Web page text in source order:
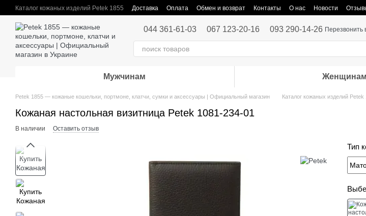
Перейти к основному контенту
Каталог кожаных изделий Petek 1855 Доставка Оплата Обмен и возврат Контакты О нас Новости
044 361-61-03 067 123-20-16 093 290-14-26 Перезвонить
Мужчинам Женщинам
Petek 1855 — кожаные кошельки, портмоне, клатчи, сумки и аксессуары | Официальный магазин Каталог кожаных изделий Petek
Кожаная настольная визитница Petek 1081-234-01
В наличии Оставить отзыв
Тип